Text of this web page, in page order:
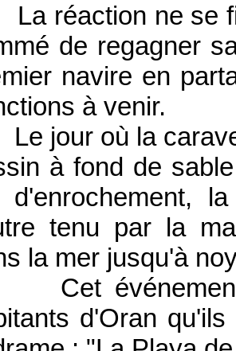
réaction ne se fit
de regagner
navire en
à venir.
jour où la
à fond de
d'enrochement,
tenu par la
la mer jusqu'à
événement
d'Oran